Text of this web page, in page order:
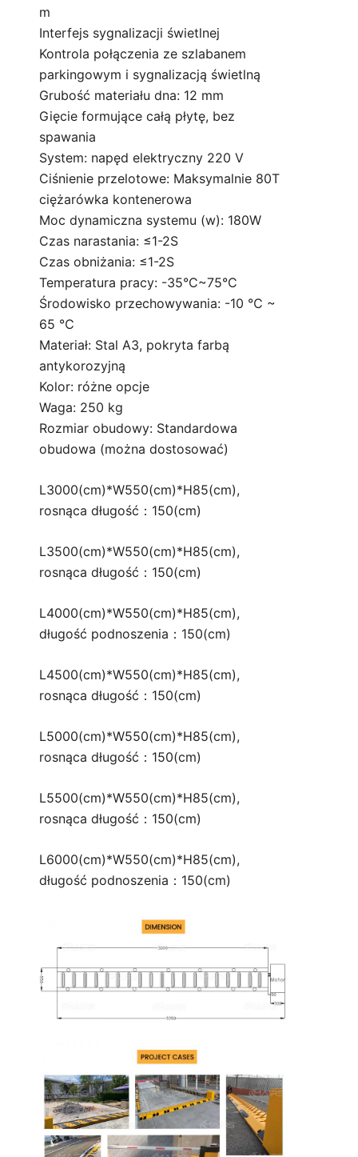
m
Interfejs sygnalizacji świetlnej
Kontrola połączenia ze szlabanem
parkingowym i sygnalizacją świetlną
Grubość materiału dna: 12 mm
Gięcie formujące całą płytę, bez
spawania
System: napęd elektryczny 220 V
Ciśnienie przelotowe: Maksymalnie 80T
ciężarówka kontenerowa
Moc dynamiczna systemu (w): 180W
Czas narastania: ≤1-2S
Czas obniżania: ≤1-2S
Temperatura pracy: -35°C~75°C
Środowisko przechowywania: -10 ℃ ~
65 ℃
Materiał: Stal A3, pokryta farbą
antykorozyjną
Kolor: różne opcje
Waga: 250 kg
Rozmiar obudowy: Standardowa
obudowa (można dostosować)
L3000(cm)*W550(cm)*H85(cm),
rosnąca długość：150(cm)
L3500(cm)*W550(cm)*H85(cm),
rosnąca długość：150(cm)
L4000(cm)*W550(cm)*H85(cm),
długość podnoszenia：150(cm)
L4500(cm)*W550(cm)*H85(cm),
rosnąca długość：150(cm)
L5000(cm)*W550(cm)*H85(cm),
rosnąca długość：150(cm)
L5500(cm)*W550(cm)*H85(cm),
rosnąca długość：150(cm)
L6000(cm)*W550(cm)*H85(cm),
długość podnoszenia：150(cm)